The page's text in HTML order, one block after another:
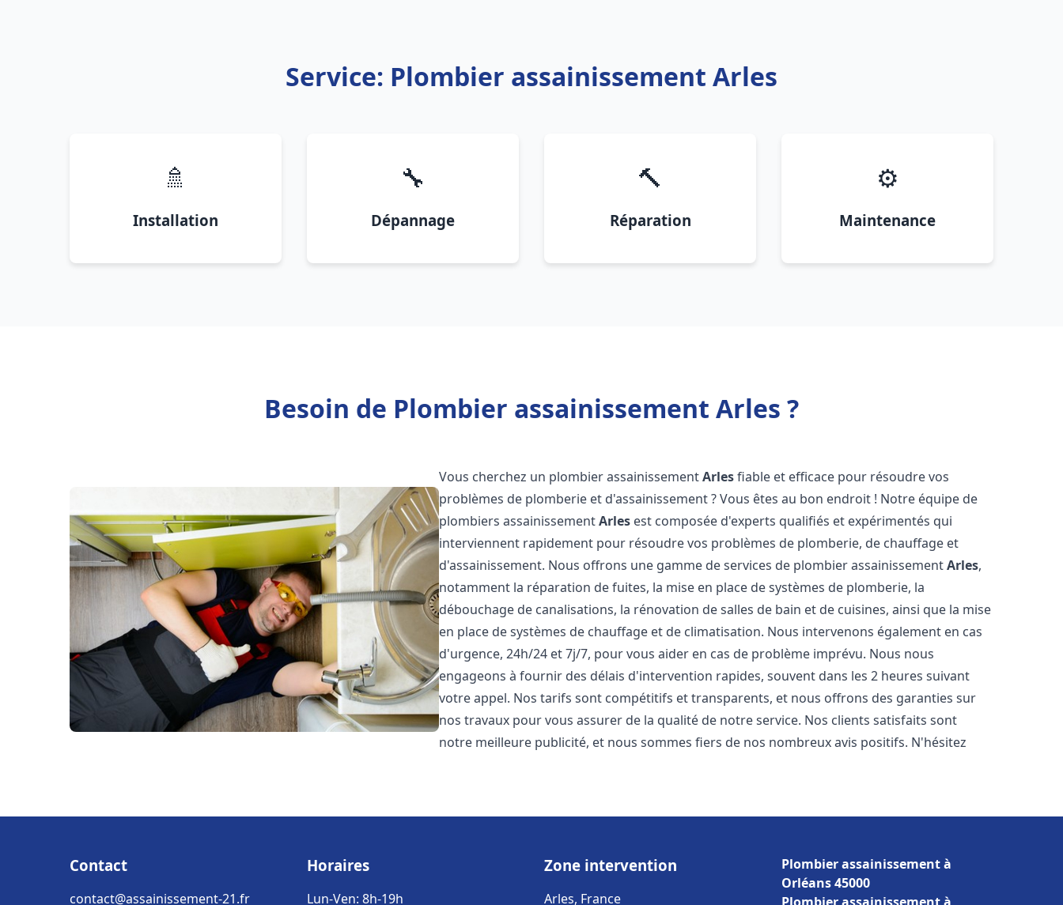
Service: Plombier assainissement Arles
🚿
Installation
🔧
Dépannage
🔨
Réparation
⚙️
Maintenance
Besoin de Plombier assainissement Arles ?
Vous cherchez un plombier assainissementArlesfiable et efficace pour résoudre vos
problèmes de plomberie et d'assainissement ? Vous êtes au bon endroit ! Notre équipe de
plombiers assainissementArles est composée d'experts qualifiés et expérimentés qui
interviennent rapidement pour résoudre vos problèmes de plomberie, de chauffage et
d'assainissement. Nous offrons une gamme de services de plombier assainissementArles,
notamment la réparation de fuites, la mise en place de systèmes de plomberie, la
débouchage de canalisations, la rénovation de salles de bain et de cuisines, ainsi que la mise
en place de systèmes de chauffage et de climatisation. Nous intervenons également en cas
d'urgence, 24h/24 et 7j/7, pour vous aider en cas de problème imprévu. Nous nous
engageons à fournir des délais d'intervention rapides, souvent dans les 2 heures suivant
votre appel. Nos tarifs sont compétitifs et transparents, et nous offrons des garanties sur
nos travaux pour vous assurer de la qualité de notre service. Nos clients satisfaits sont
notre meilleure publicité, et nous sommes fiers de nos nombreux avis positifs. N'hésitez
Contact
contact@assainissement-21.fr
Horaires
Lun-Ven: 8h-19h
Zone intervention
Arles, France
Plombier assainissement à
Orléans 45000